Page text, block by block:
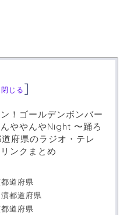
閉じる ]
！ゴールデンボンバー
ややんやNight 〜踊ろ
府県のラジオ・テレ
ンクまとめ
道府県
都道府県
道府県